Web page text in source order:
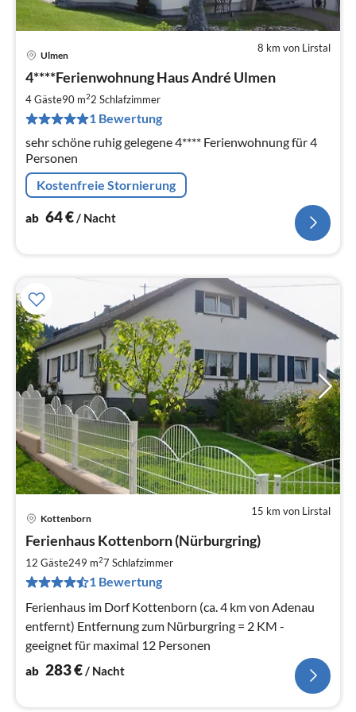
8 km von Lirstal
Ulmen
4****Ferienwohnung Haus André Ulmen
4 Gäste90 m22 Schlafzimmer
1 Bewertung
sehr schöne ruhig gelegene 4**** Ferienwohnung für 4
Personen
Kostenfreie Stornierung
ab 64€/ Nacht
15 km von Lirstal
Kottenborn
Ferienhaus Kottenborn (Nürburgring)
12 Gäste249 m27 Schlafzimmer
1 Bewertung
Ferienhaus im Dorf Kottenborn (ca. 4 km von Adenau
entfernt) Entfernung zum Nürburgring = 2 KM -
geeignet für maximal 12 Personen
ab 283€/ Nacht